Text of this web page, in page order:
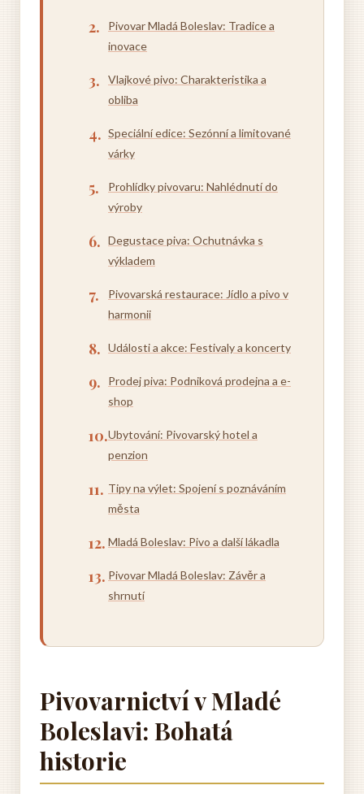
Pivovar Mladá Boleslav: Tradice a
inovace
Vlajkové pivo: Charakteristika a
obliba
Speciální edice: Sezónní a limitované
várky
Prohlídky pivovaru: Nahlédnutí do
výroby
Degustace piva: Ochutnávka s
výkladem
Pivovarská restaurace: Jídlo a pivo v
harmonii
Události a akce: Festivaly a koncerty
Prodej piva: Podniková prodejna a e-
shop
Ubytování: Pivovarský hotel a
penzion
Tipy na výlet: Spojení s poznáváním
města
Mladá Boleslav: Pivo a další lákadla
Pivovar Mladá Boleslav: Závěr a
shrnutí
Pivovarnictví v Mladé
Boleslavi: Bohatá
historie